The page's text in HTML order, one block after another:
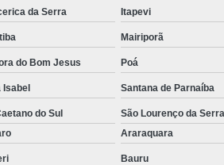
da Serra Itapevi
Mairiporã
do Bom Jesus Poá
Isabel Santana de Parnaíba
do Sul São Lourenço da Serra
Araraquara
Bauru